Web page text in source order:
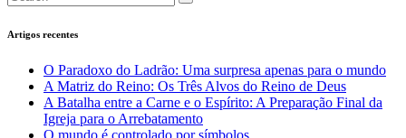
Artigos recentes
O Paradoxo do Ladrão: Uma surpresa apenas para o mundo
A Matriz do Reino: Os Três Alvos do Reino de Deus
A Batalha entre a Carne e o Espírito: A Preparação Final da
Igreja para o Arrebatamento
O mundo é controlado por símbolos